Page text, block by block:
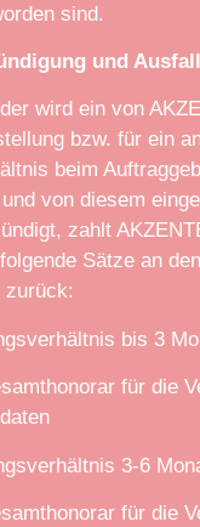
sind.
und Ausfall
wird ein von
bzw. für ein
beim
von diesem
zahlt
Sätze an den
zurück:
bis 3
für die
3-6
für die